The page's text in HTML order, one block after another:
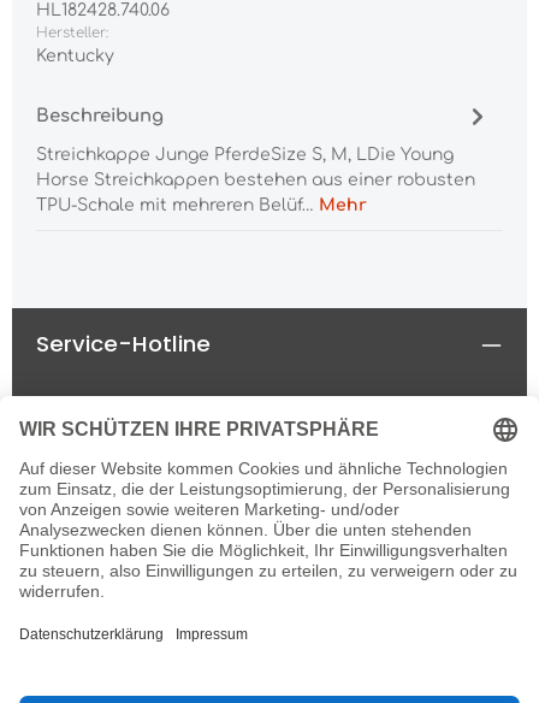
HL182428.740.06
Hersteller:
Kentucky
Beschreibung
Streichkappe Junge PferdeSize S, M, LDie Young
Horse Streichkappen bestehen aus einer robusten
TPU-Schale mit mehreren Belüf… Mehr
Service-Hotline
Rechtliches
Informationen
Newsletter